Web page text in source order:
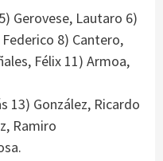
Gerovese, Lautaro 6)
8) Cantero,
Félix 11) Armoa,
13) González, Ricardo
Ramiro